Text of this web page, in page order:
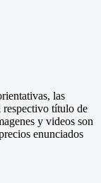
las
respectivo título de
y videos son
enunciados